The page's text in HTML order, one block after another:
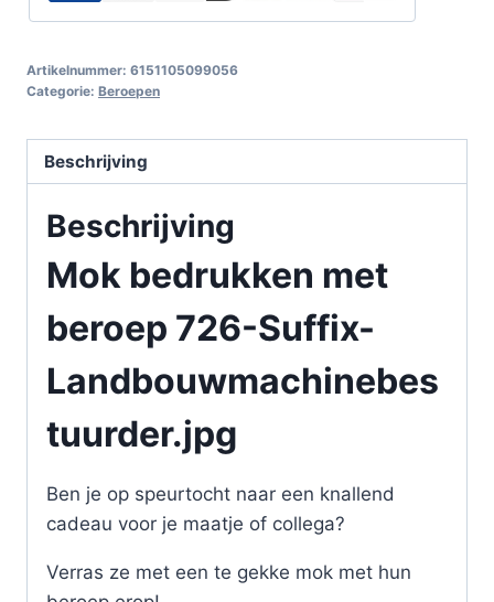
Artikelnummer: 6151105099056
Categorie: Beroepen
Beschrijving
Beschrijving
Mok bedrukken met
beroep 726-Suffix-
Landbouwmachinebes
tuurder.jpg
Ben je op speurtocht naar een knallend
cadeau voor je maatje of collega?
Verras ze met een te gekke mok met hun